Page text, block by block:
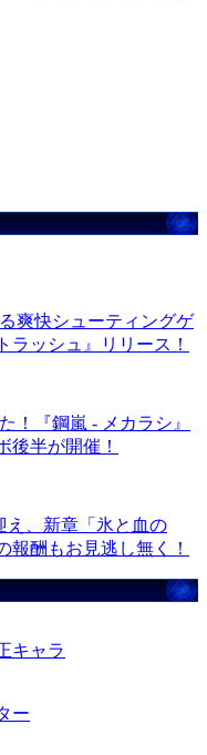
爽快シューティングゲ
ラッシュ』リリース！
！『鋼嵐 - メカラシ』
後半が開催！
え、新章「氷と血の
報酬もお見逃し無く！
キャラ
ー